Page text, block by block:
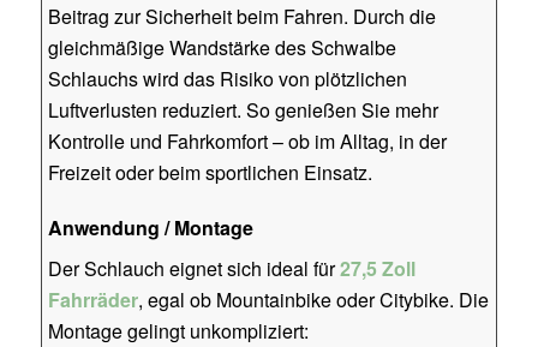
Beitrag zur Sicherheit beim Fahren. Durch die
gleichmäßige Wandstärke des Schwalbe
Schlauchs wird das Risiko von plötzlichen
Luftverlusten reduziert. So genießen Sie mehr
Kontrolle und Fahrkomfort – ob im Alltag, in der
Freizeit oder beim sportlichen Einsatz.
Anwendung / Montage
Der Schlauch eignet sich ideal für27,5 Zoll
Fahrräder, egal ob Mountainbike oder Citybike. Die
Montage gelingt unkompliziert: